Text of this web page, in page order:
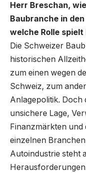
Herr Breschan,
Baubranche in
welche Rolle spielt
Die Schweizer
historischen
zum einen wegen
Schweiz, zum
Anlagepolitik. Doch
unsichere Lage,
Finanzmärkten und
einzelnen
Autoindustrie steht